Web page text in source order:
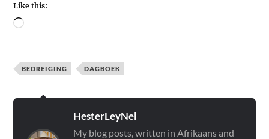
Like this:
BEDREIGING DAGBOEK
HesterLeyNel
My blog posts, written in Afrikaans and